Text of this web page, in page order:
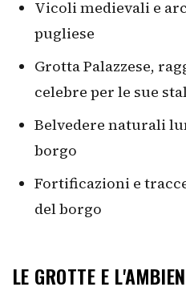
Vicoli medievali e
pugliese
Grotta Palazzese,
celebre per le sue
Belvedere naturali
borgo
Fortificazioni e
del borgo
LE GROTTE E